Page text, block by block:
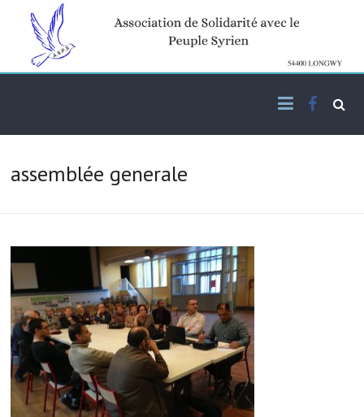
content
Association de solidarité
avec le peuple syrien
assemblée generale